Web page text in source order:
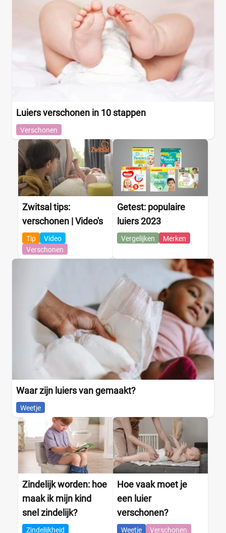
Luiers verschonen in 10 stappen
Verschonen
Zwitsal tips:
verschonen | Video's
Tip
Video
Verschonen
Getest: populaire
luiers 2023
Vergelijken Merken
Waar zijn luiers van gemaakt?
Weetje
Zindelijk worden: hoe
maak ik mijn kind
snel zindelijk?
Zindelijkheid
Hoe vaak moet je
een luier
verschonen?
Weetje Verschonen